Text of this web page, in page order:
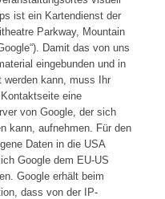
ist ein Kartendienst der
Parkway, Mountain
Damit das von uns
eingebunden und in
werden kann, muss Ihr
eine
von Google, der sich
kann, aufnehmen. Für den
Daten in die USA
Google dem EU-US
Google erhält beim
dass von der IP-